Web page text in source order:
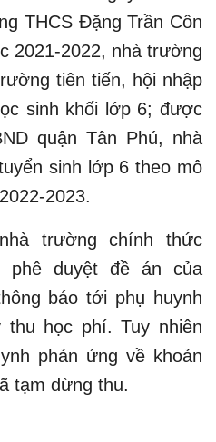
THCS Đặng Trần Côn
2021-2022, nhà trường
tiên tiến, hội nhập
sinh khối lớp 6; được
quận Tân Phú, nhà
sinh lớp 6 theo mô
2023.
trường chính thức
phê duyệt đề án của
báo tới phụ huynh
thu học phí. Tuy nhiên
phản ứng về khoản
tạm dừng thu.